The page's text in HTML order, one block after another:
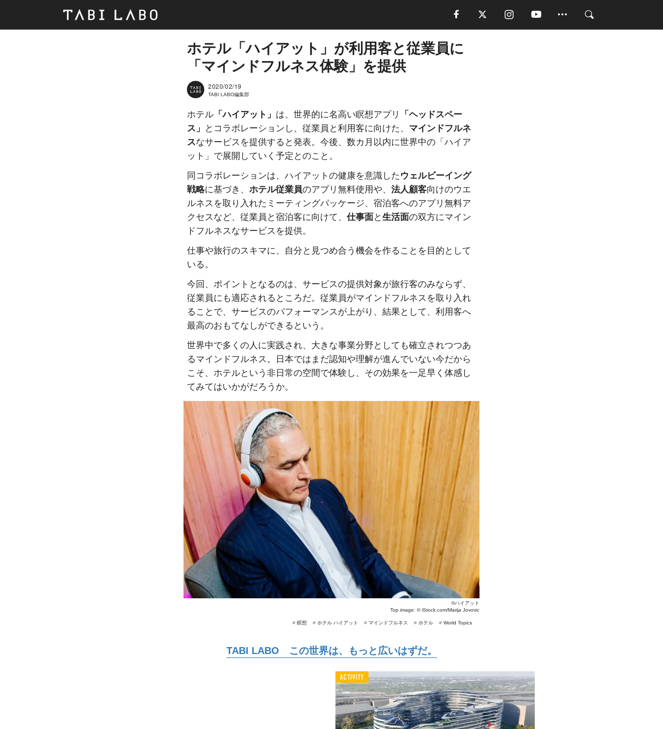
ホテル「ハイアット」が利用客と従業員に
「マインドフルネス体験」を提供
2020/02/19
TABI LABO編集部
ホテル 「ハイアット」 は、世界的に名高い瞑想アプリ
「ヘッドスペー
ス」
とコラボレーションし、従業員と利用客に向けた、 マインドフルネ
スなサービスを提供すると発表。今後、数カ月以内に世界中の「ハイア
ット」で展開していく予定とのこと。
同コラボレーションは、ハイアットの健康を意識した ウェルビーイング
戦略に基づき、 ホテル従業員のアプリ無料使用や、 法人顧客向けのウエ
ルネスを取り入れたミーティングパッケージ、宿泊客へのアプリ無料ア
クセスなど、従業員と宿泊客に向けて、 仕事面 と 生活面の双方にマイン
ドフルネスなサービスを提供。
仕事や旅行のスキマに、自分と見つめ合う機会を作ることを目的として
いる。
今回、ポイントとなるのは、サービスの提供対象が旅行客のみならず、
従業員にも適応されるところだ。従業員がマインドフルネスを取り入れ
ることで、サービスのパフォーマンスが上がり、結果として、利用客へ
最高のおもてなしができるという。
世界中で多くの人に実践され、大きな事業分野としても確立されつつあ
るマインドフルネス。日本ではまだ認知や理解が進んでいない今だから
こそ、ホテルという非日常の空間で体験し、その効果を一足早く体感し
てみてはいかがだろうか。
©ハイアット
Top image: ©iStock.com/Marija Jovovic
# World Topics
# ホテル
# マインドフルネス
# ホテル ハイアット
# 瞑想
TABI LABO この世界は、もっと広いはずだ。
ACTIVITY